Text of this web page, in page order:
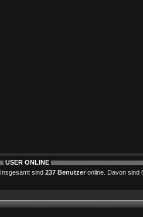
USER ONLINE
Insgesamt sind 237 Benutzer online. Davon sind